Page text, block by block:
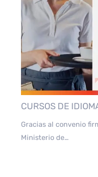
CURSOS DE
Gracias al convenio
Ministerio de…